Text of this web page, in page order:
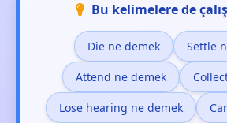
Bu kelimelere de
Die ne demek Settle
Attend ne demek
Lose hearing ne demek